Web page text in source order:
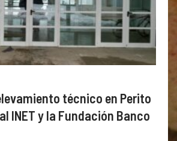
técnico en Perito
INET y la Fundación Banco